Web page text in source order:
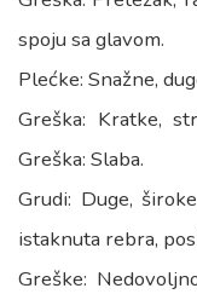
spoju sa glavom.
Plećke: Snažne,
Greška: Kratke,
Greška: Slaba.
Grudi: Duge,
istaknuta rebra,
Greške: